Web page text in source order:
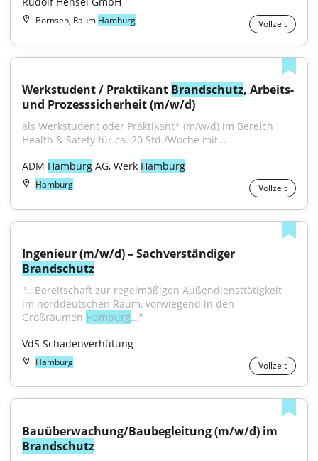
Börnsen, Raum Hamburg Vollzeit
Werkstudent / Praktikant Brandschutz, Arbeits-
und Prozesssicherheit (m/w/d)
als Werkstudent oder Praktikant* (m/w/d) im Bereich
Health & Safety für ca. 20 Std./Woche mit...
ADM Hamburg AG, Werk Hamburg
Hamburg Vollzeit
Brandschutz
"...Bereitschaft zur regelmäßigen Außendiensttätigkeit
im norddeutschen Raum, vorwiegend in den
Großräumen Hamburg..."
VdS Schadenverhütung
Hamburg Vollzeit
Brandschutz